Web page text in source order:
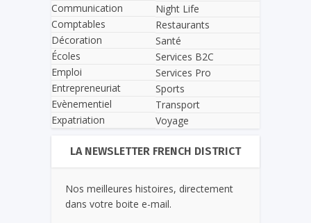
Communication
Comptables
Décoration
Écoles
Emploi
Entrepreneuriat
Evènementiel
Expatriation
Night Life
Restaurants
Santé
Services B2C
Services Pro
Sports
Transport
Voyage
LA NEWSLETTER FRENCH DISTRICT
Nos meilleures histoires, directement
dans votre boite e-mail.